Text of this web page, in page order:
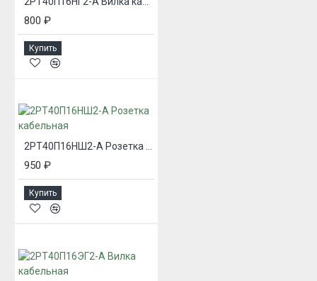
800 ₽
Купить
2РТ40П16НШ2-А Розетка кабельная
950 ₽
Купить